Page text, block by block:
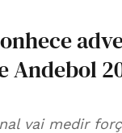
Andebol
vai medir